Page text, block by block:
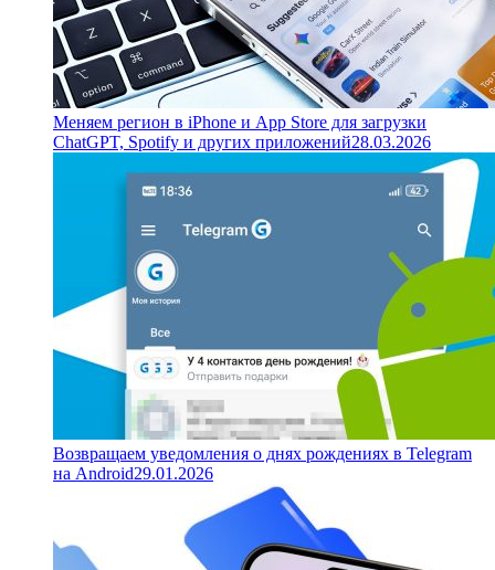
Меняем регион в iPhone и App Store для загрузки
ChatGPT, Spotify и других приложений28.03.2026
Возвращаем уведомления о днях рождениях в Telegram
на Android29.01.2026